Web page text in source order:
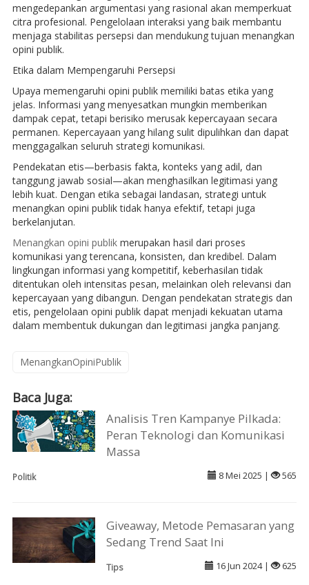
mengedepankan argumentasi yang rasional akan memperkuat
citra profesional. Pengelolaan interaksi yang baik membantu
menjaga stabilitas persepsi dan mendukung tujuan menangkan
opini publik.
Etika dalam Mempengaruhi Persepsi
Upaya memengaruhi opini publik memiliki batas etika yang
jelas. Informasi yang menyesatkan mungkin memberikan
dampak cepat, tetapi berisiko merusak kepercayaan secara
permanen. Kepercayaan yang hilang sulit dipulihkan dan dapat
menggagalkan seluruh strategi komunikasi.
Pendekatan etis—berbasis fakta, konteks yang adil, dan
tanggung jawab sosial—akan menghasilkan legitimasi yang
lebih kuat. Dengan etika sebagai landasan, strategi untuk
menangkan opini publik tidak hanya efektif, tetapi juga
berkelanjutan.
Menangkan opini publikmerupakan hasil dari proses
komunikasi yang terencana, konsisten, dan kredibel. Dalam
lingkungan informasi yang kompetitif, keberhasilan tidak
ditentukan oleh intensitas pesan, melainkan oleh relevansi dan
kepercayaan yang dibangun. Dengan pendekatan strategis dan
etis, pengelolaan opini publik dapat menjadi kekuatan utama
dalam membentuk dukungan dan legitimasi jangka panjang.
MenangkanOpiniPublik
Baca Juga:
Analisis Tren Kampanye Pilkada:
Peran Teknologi dan Komunikasi
Massa
Politik 8 Mei 2025 | 565
Giveaway, Metode Pemasaran yang
Sedang Trend Saat Ini
Tips 16 Jun 2024 | 625